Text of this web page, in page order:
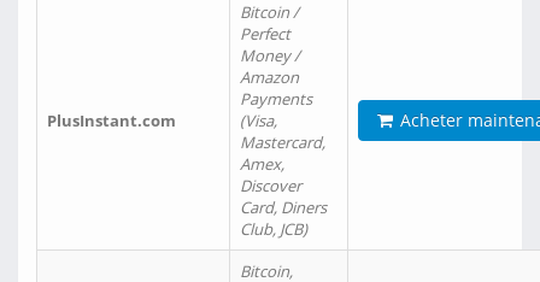
PlusInstant.com
Bitcoin /
Perfect
Money /
Amazon
Payments
(Visa,
Mastercard,
Amex,
Discover
Card, Diners
Club, JCB)
Acheter
Bitcoin,